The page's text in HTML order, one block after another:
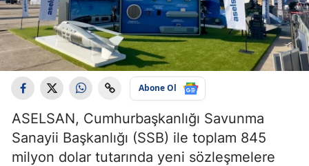
Abone Ol
ASELSAN, Cumhurbaşkanlığı Savunma
Sanayii Başkanlığı (SSB) ile toplam 845
milyon dolar tutarında yeni sözleşmelere